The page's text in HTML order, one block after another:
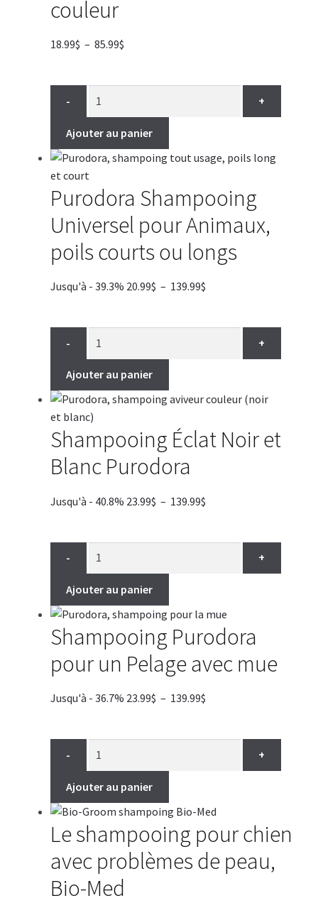
couleur
18.99$ – 85.99$Plage
à
85.99$
- +
Ajouter au panier
Purodora Shampooing
Universel pour Animaux,
poils courts ou longs
Jusqu'à - 39.3% 20.99$ – 139.99$Plage
- +
Ajouter au panier
Shampooing Éclat Noir et
Blanc Purodora
Jusqu'à - 40.8% 23.99$ – 139.99$Plage
- +
Ajouter au panier
Shampooing Purodora
pour un Pelage avec mue
Jusqu'à - 36.7% 23.99$ – 139.99$Plage
- +
Ajouter au panier
Le shampooing pour chien
avec problèmes de peau,
Bio-Med